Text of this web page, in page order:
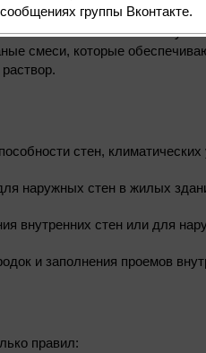
всей
В зависимости от
смеси, которые
стен,
наружных стен в жилых
внутренних стен или для
и заполнения проемов
правил:
группы Вконтакте.